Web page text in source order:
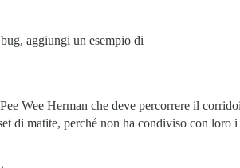
aggiungi un esempio di
Wee Herman che deve percorrere il
di matite, perché non ha condiviso con loro